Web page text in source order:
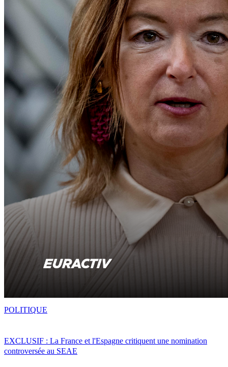
EXCLUSIF : La France et l'Espagne critiquent une nomination
controversée au SEAE
POLITIQUE